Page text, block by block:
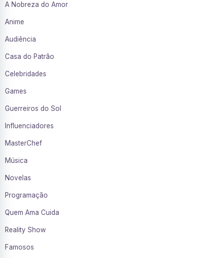
A Nobreza do Amor
Anime
Audiência
Casa do Patrão
Celebridades
Games
Guerreiros do Sol
Influenciadores
MasterChef
Música
Novelas
Programação
Quem Ama Cuida
Reality Show
Famosos